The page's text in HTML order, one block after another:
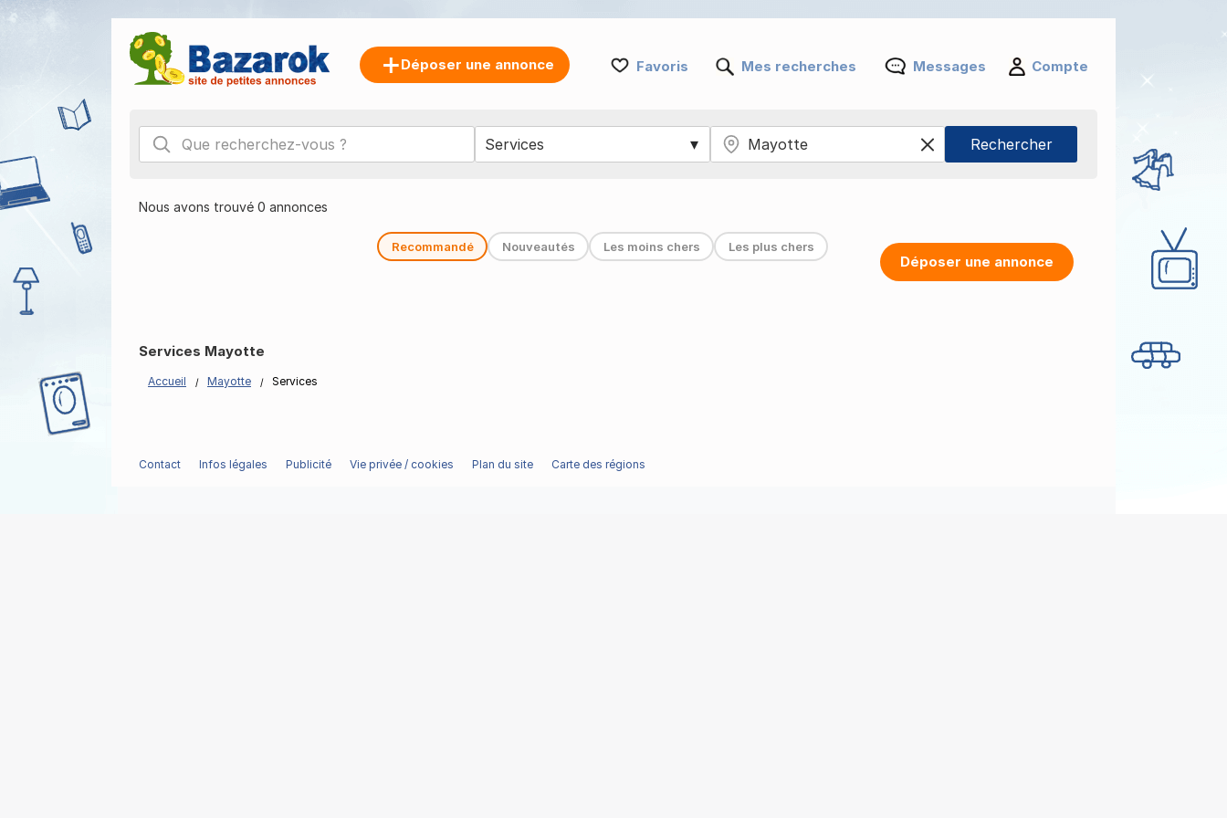
Déposer une annonce Favoris Mes recherches Messages Compte
Nous avons trouvé 0 annonces
Recommandé Nouveautés Les moins chers Les plus chers
Services Mayotte
Accueil Mayotte Services
Déposer une annonce
Contact Infos légales Publicité Vie privée / cookies Plan du site Carte des régions